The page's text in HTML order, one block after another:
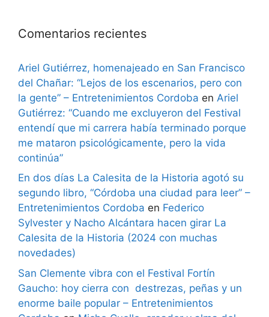
Comentarios recientes
Ariel Gutiérrez, homenajeado en San Francisco
del Chañar: “Lejos de los escenarios, pero con
la gente” – Entretenimientos Cordoba en Ariel
Gutiérrez: “Cuando me excluyeron del Festival
entendí que mi carrera había terminado porque
me mataron psicológicamente, pero la vida
continúa”
En dos días La Calesita de la Historia agotó su
segundo libro, “Córdoba una ciudad para leer” –
Entretenimientos Cordoba en Federico
Sylvester y Nacho Alcántara hacen girar La
Calesita de la Historia (2024 con muchas
novedades)
San Clemente vibra con el Festival Fortín
Gaucho: hoy cierra con destrezas, peñas y un
enorme baile popular – Entretenimientos